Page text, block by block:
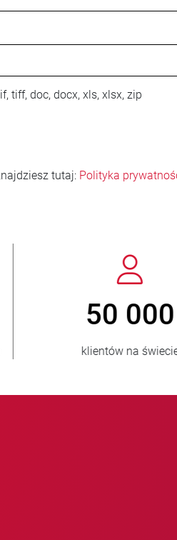
tiff, doc, docx, xls, xlsx, zip
tutaj: Polityka
krajów